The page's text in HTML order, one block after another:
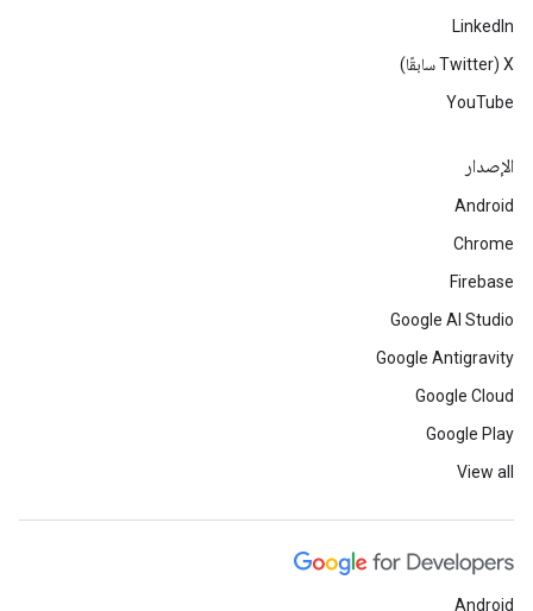
LinkedIn
‫X ‏(Twitter سابقًا)
YouTube
الإصدار
Android
Chrome
Firebase
Google AI Studio
Google Antigravity
Google Cloud
Google Play
View all
Android